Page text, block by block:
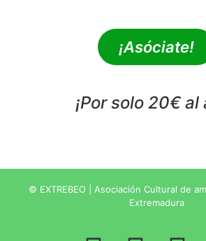
¡Asóciate!
¡Por solo 20€ al
© EXTREBEO | Asociación Cultural de
Extremadura